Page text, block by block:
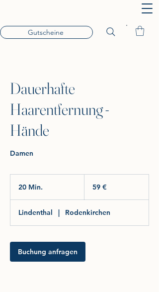
Gutscheine
Dauerhafte
Haarentfernung -
Hände
Damen
20 Min.
i
n
59 €
Lindenthal | Rodenkirchen
Buchung anfragen